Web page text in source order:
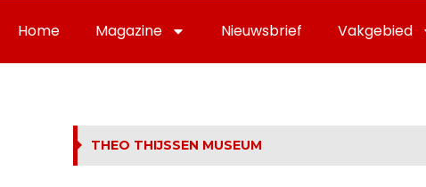
Home Magazine Nieuwsbrief Vakgebied
THEO THIJSSEN MUSEUM